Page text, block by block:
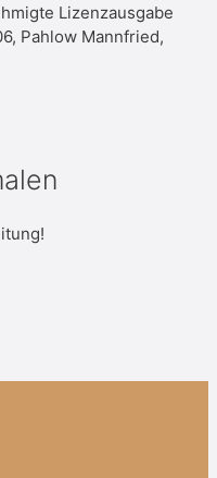
Lizenzausgabe
Pahlow Mannfried,